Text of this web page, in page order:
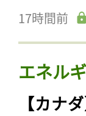
17時間前
エネル
【カナ